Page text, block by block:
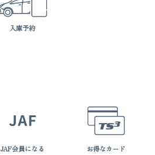
入庫予約
JAF会員になる お得なカード